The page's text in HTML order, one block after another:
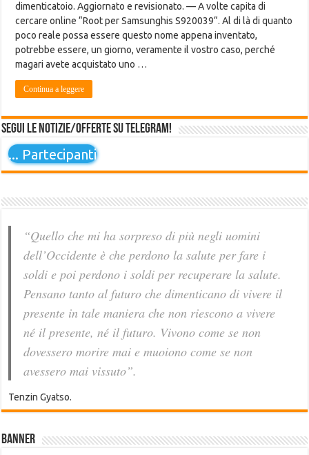
dimenticatoio. Aggiornato e revisionato. — A volte capita di
cercare online “Root per Samsunghis S920039“. Al di là di quanto
poco reale possa essere questo nome appena inventato,
potrebbe essere, un giorno, veramente il vostro caso, perché
magari avete acquistato uno …
Continua a leggere
Segui le notizie/offerte su Telegram!
... Partecipanti
“Quello che mi ha sorpreso di più negli uomini
dell’Occidente è che perdono la salute per fare i
soldi e poi perdono i soldi per recuperare la salute.
Pensano tanto al futuro che dimenticano di vivere il
presente in tale maniera che non riescono a vivere
né il presente, né il futuro. Vivono come se non
dovessero morire mai e muoiono come se non
avessero mai vissuto”.
Tenzin Gyatso.
Banner